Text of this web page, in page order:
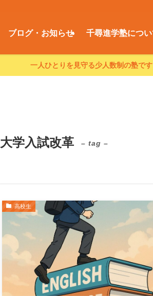
ブログ・お知らせ 千尋進学塾につ
一人ひとりを見守る少人数制の塾です
大学入試改革 – tag –
高校生